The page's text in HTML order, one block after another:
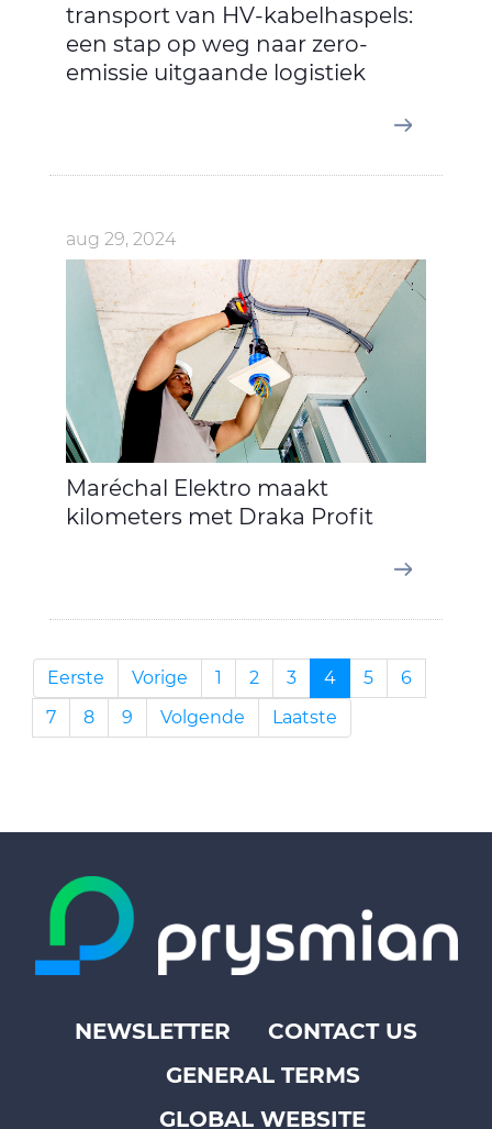
transport van HV-kabelhaspels:
een stap op weg naar zero-
emissie uitgaande logistiek
aug 29, 2024
Maréchal Elektro maakt
kilometers met Draka Profit
Eerste Vorige 1 2 3 4 5
6
7
8 9 Volgende Laatste
Footer
NEWSLETTER
CONTACT US
GENERAL TERMS
GLOBAL WEBSITE